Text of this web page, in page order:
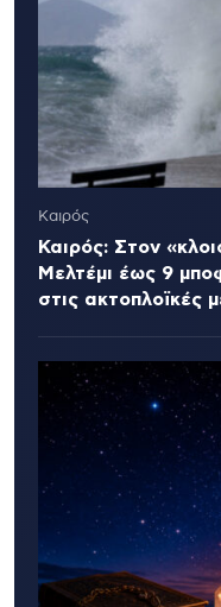
Καιρός
Καιρός: Στον
Μελτέμι έως 9
στις ακτοπλοϊκές